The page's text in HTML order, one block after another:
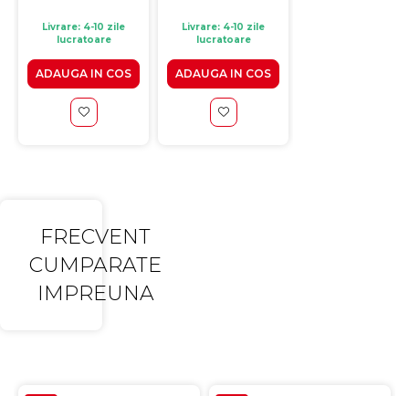
Livrare: 4-10 zile
lucratoare
ADAUGA IN COS
Livrare: 4-10 zile
lucratoare
ADAUGA IN COS
FRECVENT
CUMPARATE
IMPREUNA